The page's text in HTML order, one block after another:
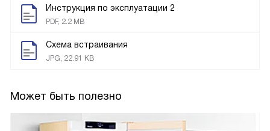
Инструкция по эксплуатации 2
PDF, 2.2 MB
Схема встраивания
JPG, 22.91 KB
Может быть полезно